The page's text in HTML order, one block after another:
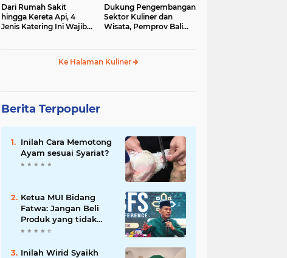
Dari Rumah Sakit
hingga Kereta Api, 4
Jenis Katering Ini Wajib
Dukung Pengembangan
Sektor Kuliner dan
Wisata, Pemprov Bali
Ke Halaman Kuliner
Berita Terpopuler
Inilah Cara Memotong
Ayam sesuai Syariat?
Ketua MUI Bidang
Fatwa: Jangan Beli
Produk yang tidak
Halal
Inilah Wirid Syaikh